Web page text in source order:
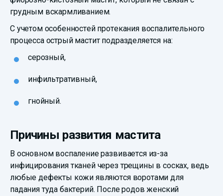
грудным вскармливанием.
С учетом особенностей протекания воспалительного
процесса острый мастит подразделяется на:
серозный,
инфильтративный,
гнойный.
Причины развития мастита
В основном воспаление развивается из-за
инфицирования тканей через трещины в сосках, ведь
любые дефекты кожи являются воротами для
падания туда бактерий. После родов женский